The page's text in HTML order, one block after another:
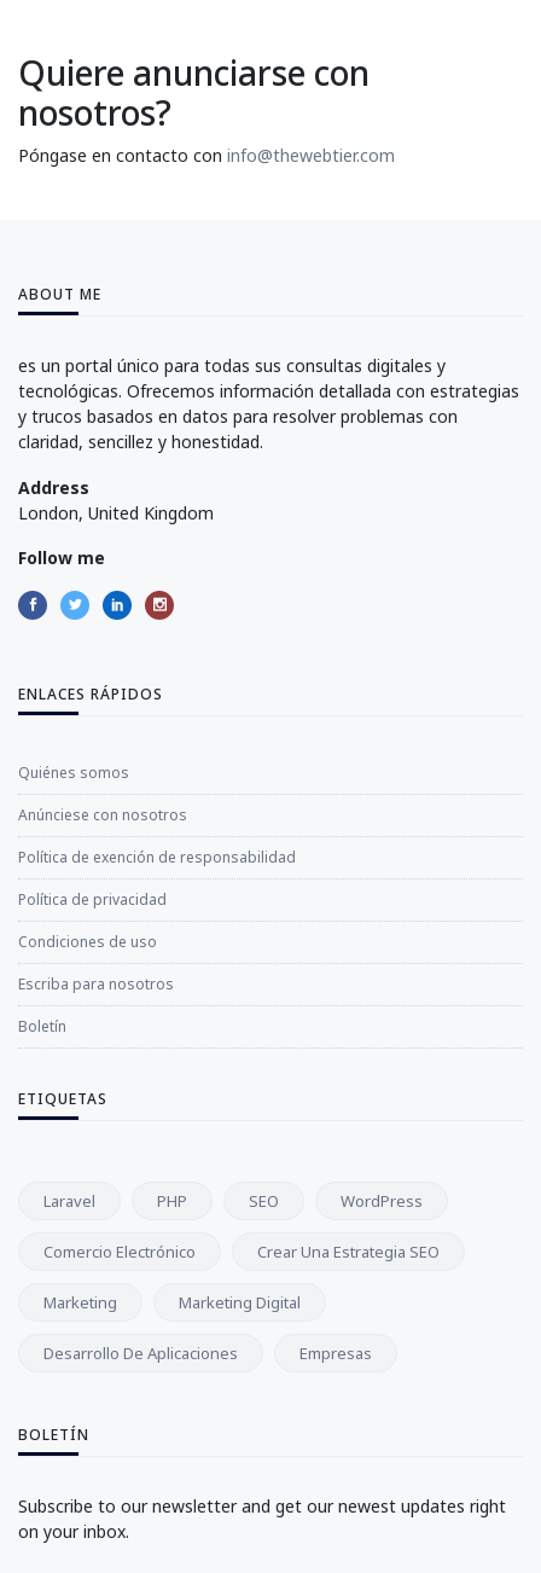
Quiere anunciarse con
nosotros?
Póngase en contacto con info@thewebtier.com
ABOUT ME
es un portal único para todas sus consultas digitales y
tecnológicas. Ofrecemos información detallada con estrategias
y trucos basados en datos para resolver problemas con
claridad, sencillez y honestidad.
Address
London, United Kingdom
Follow me
ENLACES RÁPIDOS
Quiénes somos
Anúnciese con nosotros
Política de exención de responsabilidad
Política de privacidad
Condiciones de uso
Escriba para nosotros
Boletín
ETIQUETAS
Laravel PHP SEO WordPress
Comercio Electrónico Crear Una Estrategia SEO
Marketing Marketing Digital
Desarrollo De Aplicaciones Empresas
BOLETÍN
Subscribe to our newsletter and get our newest updates right
on your inbox.